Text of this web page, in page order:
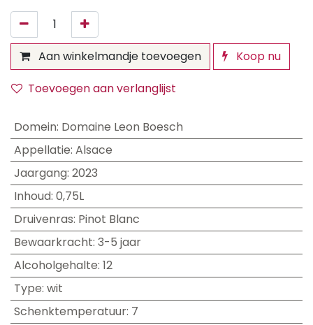
Aan winkelmandje toevoegen
Koop nu
Toevoegen aan verlanglijst
Domein: Domaine Leon Boesch
Appellatie: Alsace
Jaargang: 2023
Inhoud: 0,75L
Druivenras: Pinot Blanc
Bewaarkracht: 3-5 jaar
Alcoholgehalte: 12
Type: wit
Schenktemperatuur: 7